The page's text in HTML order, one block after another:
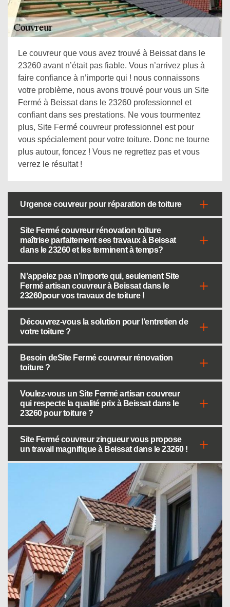
Le couvreur que vous avez trouvé à Beissat dans le
23260 avant n’était pas fiable. Vous n’arrivez plus à
faire confiance à n’importe qui ! nous connaissons
votre problème, nous avons trouvé pour vous un Site
Fermé à Beissat dans le 23260 professionnel et
confiant dans ses prestations. Ne vous tourmentez
plus, Site Fermé couvreur professionnel est pour
vous spécialement pour votre toiture. Donc ne tourne
plus autour, foncez ! Vous ne regrettez pas et vous
verrez le résultat !
Urgence couvreur pour réparation de toiture
Site Fermé couvreur rénovation toiture
maîtrise parfaitement ses travaux à Beissat
dans le 23260 et les terminent à temps?
N’appelez pas n’importe qui, seulement Site
Fermé artisan couvreur à Beissat dans le
23260pour vos travaux de toiture !
Découvrez-vous la solution pour l’entretien de
votre toiture ?
Besoin deSite Fermé couvreur rénovation
toiture ?
Voulez-vous un Site Fermé artisan couvreur
qui respecte la qualité prix à Beissat dans le
23260 pour toiture ?
Site Fermé couvreur zingueur vous propose
un travail magnifique à Beissat dans le 23260 !